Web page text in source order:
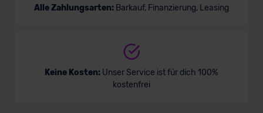
Alle Zahlungsarten: Barkauf, Finanzierung, Leasing
Keine Kosten: Unser Service ist für dich 100%
kostenfrei